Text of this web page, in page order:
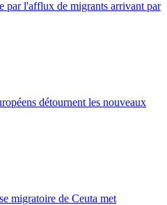
par l'afflux de migrants arrivant par
détournent les nouveaux
migratoire de Ceuta met